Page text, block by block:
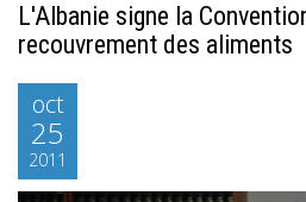
L'Albanie signe la
recouvrement des aliments
oct
25
2011